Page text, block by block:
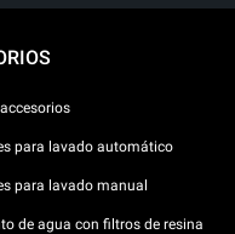
para lavado automático
para lavado manual
de agua con filtros de resina